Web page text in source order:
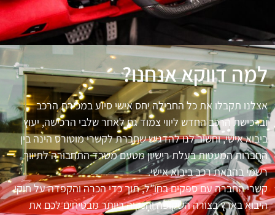
למה דווקא אנחנו?
אצלנו תקבלו את כל החבילה יחס אישי סיוע במכירת הרכב
וברכישת הרכב החדש ליווי צמוד גם לאחר שלבי הרכישה, יעוץ
ביבוא אישי, וחשוב לנו להדגיש שחברת לקשרי מוטורס הינה בין
החברות המעטות בעלת רישיון מטעם משרד התחבורה לתיווך
רשמי בהבאת רכב ביבוא אישי.
קשרי החברה עם ספקים בחו”ל, תוך כדי הכרה והקפדה על חוקי
היבוא בארץ בצורה השקופה והנקיה ביותר מבטיחים לכם את